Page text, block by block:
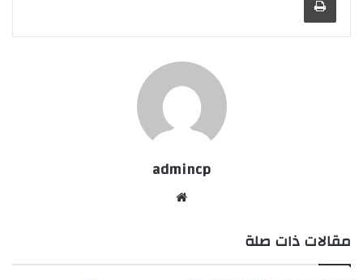
admincp
مقالات ذات صلة